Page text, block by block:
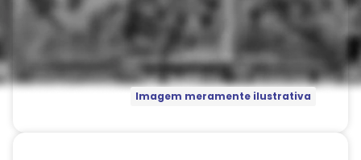
Imagem meramente ilustrativa